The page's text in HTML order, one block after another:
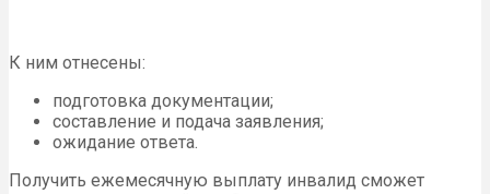
К ним отнесены:
подготовка документации;
составление и подача заявления;
ожидание ответа.
Получить ежемесячную выплату инвалид сможет